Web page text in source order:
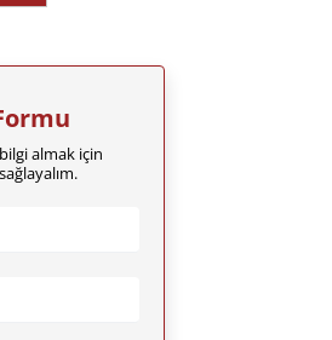
almak için